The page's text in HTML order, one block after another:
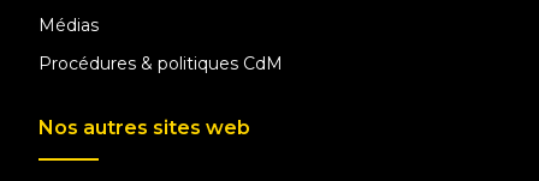
Médias
Procédures & politiques CdM
Nos autres sites web